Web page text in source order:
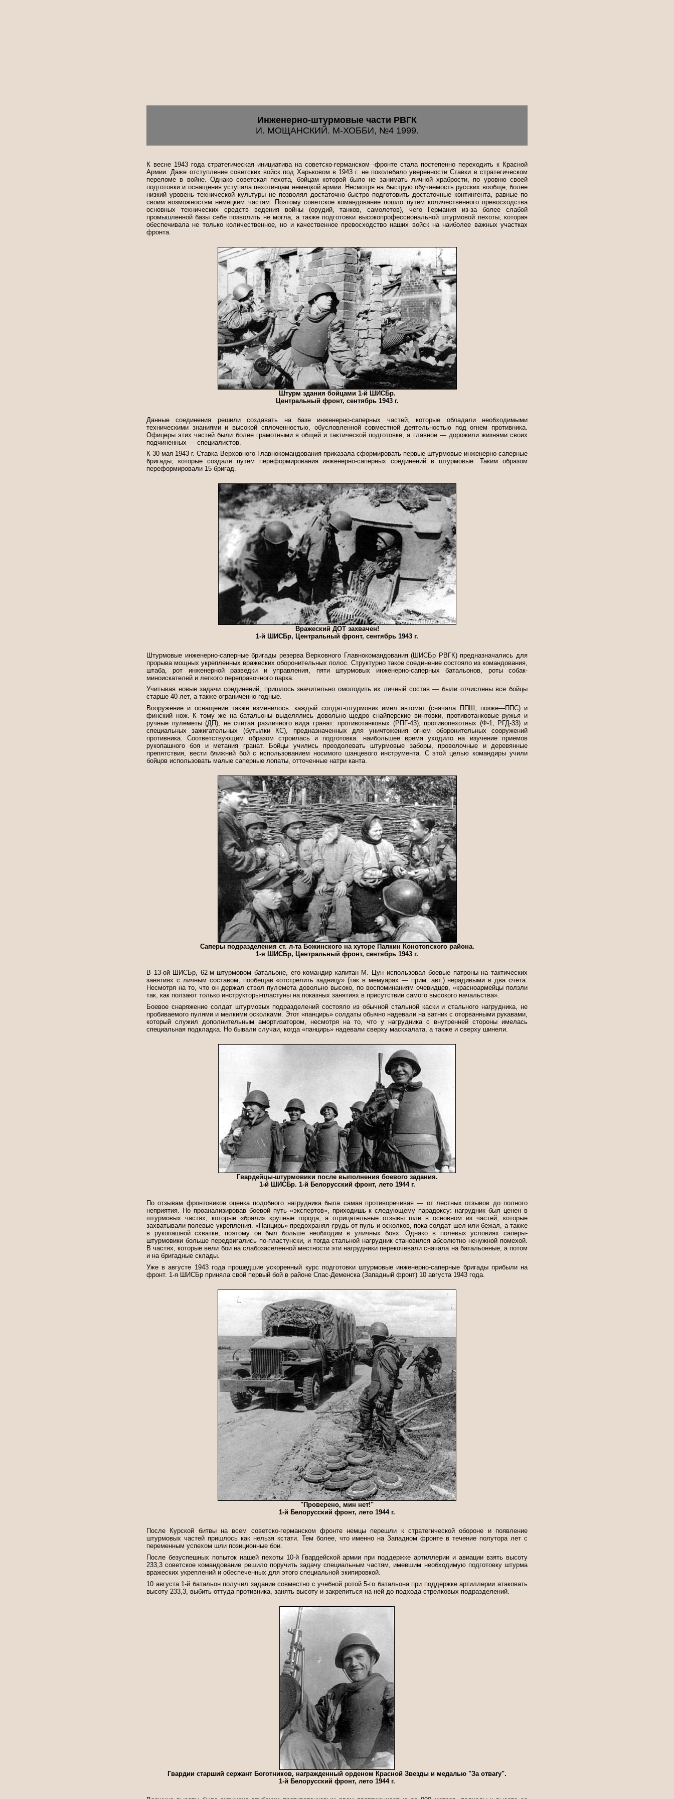
Инженерно-штурмовые части РВГК
И. МОЩАНСКИЙ. М-ХОББИ, №4 1999.
К весне 1943 года стратегическая инициатива на советско-германском -фронте стала постепенно переходить к Красной
Армии. Даже отступление советских войск под Харьковом в 1943 г. не поколебало уверенности Ставки в стратегическом
переломе в войне. Однако советская пехота, бойцам которой было не занимать личной храбрости, по уровню своей
подготовки и оснащения уступала пехотинцам немецкой армии. Несмотря на быструю обучаемость русских вообще, более
низкий уровень технической культуры не позволял достаточно быстро подготовить достаточные контингента, равные по
своим возможностям немецким частям. Поэтому советское командование пошло путем количественного превосходства
основных технических средств ведения войны (орудий, танков, самолетов), чего Германия из-за более слабой
промышленной базы себе позволить не могла, а также подготовки высокопрофессиональной штурмовой пехоты, которая
обеспечивала не только количественное, но и качественное превосходство наших войск на наиболее важных участках
фронта.
Штурм здания бойцами 1-й ШИСБр.
Центральный фронт, сентябрь 1943 г.
Данные соединения решили создавать на базе инженерно-саперных частей, которые обладали необходимыми
техническими знаниями и высокой сплоченностью, обусловленной совместной деятельностью под огнем противника.
Офицеры этих частей были более грамотными в общей и тактической подготовке, а главное — дорожили жизнями своих
подчиненных — специалистов.
К 30 мая 1943 г. Ставка Верховного Главнокомандования приказала сформировать первые штурмовые инженерно-саперные
бригады, которые создали путем переформирования инженерно-саперных соединений в штурмовые. Таким образом
переформировали 15 бригад.
Вражеский ДОТ захвачен!
1-й ШИСБр, Центральный фронт, сентябрь 1943 г.
Штурмовые инженерно-саперные бригады резерва Верховного Главнокомандования (ШИСБр РВГК) предназначались для
прорыва мощных укрепленных вражеских оборонительных полос. Структурно такое соединение состояло из командования,
штаба, рот инженерной разведки и управления, пяти штурмовых инженерно-саперных батальонов, роты собак-
миноискателей и легкого переправочного парка.
Учитывая новые задачи соединений, пришлось значительно омолодить их личный состав — были отчислены все бойцы
старше 40 лет, а также ограниченно годные.
Вооружение и оснащение также изменилось: каждый солдат-штурмовик имел автомат (сначала ППШ, позже—ППС) и
финский нож. К тому же на батальоны выделялись довольно щедро снайперские винтовки, противотанковые ружья и
ручные пулеметы (ДП), не считая различного вида гранат: противотанковых (РПГ-43), противопехотных (Ф-1, РГД-33) и
специальных зажигательных (бутылки КС), предназначенных для уничтожения огнем оборонительных сооружений
противника. Соответствующим образом строилась и подготовка: наибольшее время уходило на изучение приемов
рукопашного боя и метания гранат. Бойцы учились преодолевать штурмовые заборы, проволочные и деревянные
препятствия, вести ближний бой с использованием носимого шанцевого инструмента. С этой целью командиры учили
бойцов использовать малые саперные лопаты, отточенные натри канта.
Саперы подразделения ст. л-та Божинского на хуторе Палкин Конотопского района.
1-я ШИСБр, Центральный фронт, сентябрь 1943 г.
В 13-ой ШИСБр, 62-м штурмовом батальоне, его командир капитан М. Цун использовал боевые патроны на тактических
занятиях с личным составом, пообещав «отстрелить задницу» (так в мемуарах — прим. авт.) нерадивыми в два счета.
Несмотря на то, что он держал ствол пулемета довольно высоко, по воспоминаниям очевидцев, «красноармейцы ползли
так, как ползают только инструкторы-пластуны на показных занятиях в присутствии самого высокого начальства».
Боевое снаряжение солдат штурмовых подразделений состояло из обычной стальной каски и стального нагрудника, не
пробиваемого пулями и мелкими осколками. Этот «панцирь» солдаты обычно надевали на ватник с оторванными рукавами,
который служил дополнительным амортизатором, несмотря на то, что у нагрудника с внутренней стороны имелась
специальная подкладка. Но бывали случаи, когда «панцирь» надевали сверху маскхалата, а также и сверху шинели.
Гвардейцы-штурмовики после выполнения боевого задания.
1-й ШИСБр. 1-й Белорусский фронт, лето 1944 г.
По отзывам фронтовиков оценка подобного нагрудника была самая противоречивая — от лестных отзывов до полного
неприятия. Но проанализировав боевой путь «экспертов», приходишь к следующему парадоксу: нагрудник был ценен в
штурмовых частях, которые «брали» крупные города, а отрицательные отзывы шли в основном из частей, которые
захватывали полевые укрепления. «Панцирь» предохранял грудь от пуль и осколков, пока солдат шел или бежал, а также
в рукопашной схватке, поэтому он был больше необходим в уличных боях. Однако в полевых условиях саперы-
штурмовики больше передвигались по-пластунски, и тогда стальной нагрудник становился абсолютно ненужной помехой.
В частях, которые вели бои на слабозаселенной местности эти нагрудники перекочевали сначала на батальонные, а потом
и на бригадные склады.
Уже в августе 1943 года прошедшие ускоренный курс подготовки штурмовые инженерно-саперные бригады прибыли на
фронт. 1-я ШИСБр приняла свой первый бой в районе Спас-Деменска (Западный фронт) 10 августа 1943 года.
"Проверено, мин нет!"
1-й Белорусский фронт, лето 1944 г.
После Курской битвы на всем советско-германском фронте немцы перешли к стратегической обороне и появление
штурмовых частей пришлось как нельзя кстати. Тем более, что именно на Западном фронте в течение полутора лет с
переменным успехом шли позиционные бои.
После безуспешных попыток нашей пехоты 10-й Гвардейской армии при поддержке артиллерии и авиации взять высоту
233,3 советское командование решило поручить задачу специальным частям, имевшим необходимую подготовку штурма
вражеских укреплений и обеспеченных для этого специальной экипировкой.
10 августа 1-й батальон получил задание совместно с учебной ротой 5-го батальона при поддержке артиллерии атаковать
высоту 233,3, выбить оттуда противника, занять высоту и закрепиться на ней до подхода стрелковых подразделений.
Гвардии старший сержант Боготников, награжденный орденом Красной Звезды и медалью "За отвагу".
1-й Белорусский фронт, лето 1944 г.